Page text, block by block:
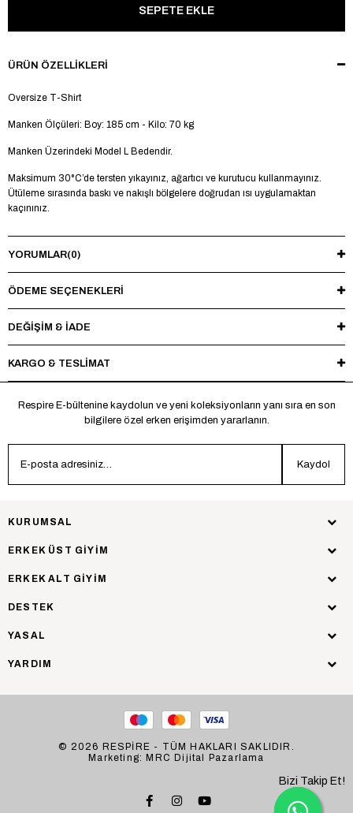
ÜRÜN ÖZELLIKLERI
Oversize T-Shirt
Manken Ölçüleri: Boy: 185 cm - Kilo: 70 kg
Manken Üzerindeki Model L Bedendir.
Maksimum 30°C’de tersten yıkayınız, ağartıcı ve kurutucu kullanmayınız.
Ütüleme sırasında baskı ve nakışlı bölgelere doğrudan ısı uygulamaktan
kaçınınız.
YORUMLAR(0)
ÖDEME SEÇENEKLERI
DEĞİŞİM & İADE
KARGO & TESLİMAT
Respire E-bültenine kaydolun ve yeni koleksiyonların yanı sıra en son
bilgilere özel erken erişimden yararlanın.
Kaydol
KURUMSAL
ERKEK ÜST GİYİM
ERKEK ALT GİYİM
DESTEK
YASAL
YARDIM
© 2026 RESPİRE - TÜM HAKLARI SAKLIDIR.
Marketing: MRC Dijital Pazarlama
Bizi Takip Et!